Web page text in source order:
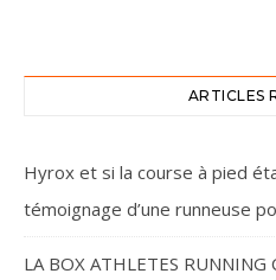
ARTICLES
Hyrox et si la course à pied
témoignage d’une runneuse
LA BOX ATHLETES RUNNING